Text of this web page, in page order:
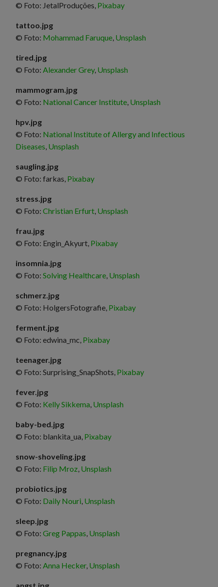
© Foto: JetalProduções, Pixabay
tattoo.jpg
© Foto: Mohammad Faruque, Unsplash
tired.jpg
© Foto: Alexander Grey, Unsplash
mammogram.jpg
© Foto: National Cancer Institute, Unsplash
hpv.jpg
© Foto: National Institute of Allergy and Infectious
Diseases, Unsplash
saugling.jpg
© Foto: farkas, Pixabay
stress.jpg
© Foto: Christian Erfurt, Unsplash
frau.jpg
© Foto: Engin_Akyurt, Pixabay
insomnia.jpg
© Foto: Solving Healthcare, Unsplash
schmerz.jpg
© Foto: HolgersFotografie, Pixabay
ferment.jpg
© Foto: edwina_mc, Pixabay
teenager.jpg
© Foto: Surprising_SnapShots, Pixabay
fever.jpg
© Foto: Kelly Sikkema, Unsplash
baby-bed.jpg
© Foto: blankita_ua, Pixabay
snow-shoveling.jpg
© Foto: Filip Mroz, Unsplash
probiotics.jpg
© Foto: Daily Nouri, Unsplash
sleep.jpg
© Foto: Greg Pappas, Unsplash
pregnancy.jpg
© Foto: Anna Hecker, Unsplash